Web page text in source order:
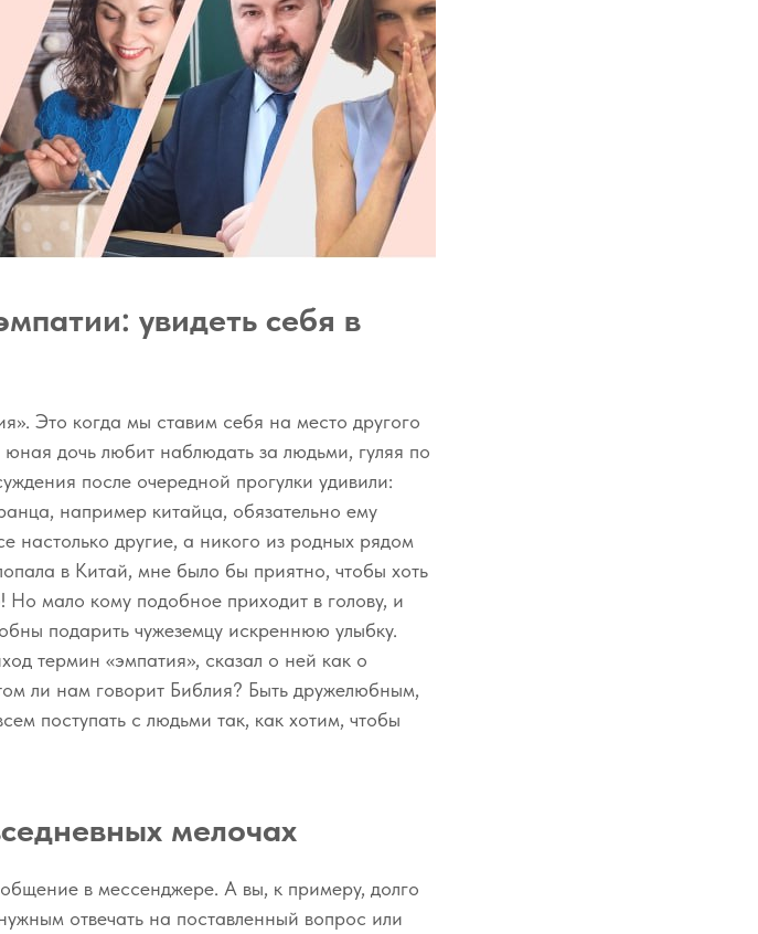
увидеть себя в
Это когда мы ставим себя на место другого
дочь любит наблюдать за людьми, гуляя по
после очередной прогулки удивили:
например китайца, обязательно ему
настолько другие, а никого из родных рядом
в Китай, мне было бы приятно, чтобы хоть
Но мало кому подобное приходит в голову, и
подарить чужеземцу искреннюю улыбку.
термин «эмпатия», сказал о ней как о
ли нам говорит Библия? Быть дружелюбным,
поступать с людьми так, как хотим, чтобы
мелочах
в мессенджере. А вы, к примеру, долго
отвечать на поставленный вопрос или